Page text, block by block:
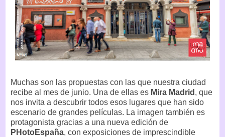
Muchas son las propuestas con las que nuestra ciudad
recibe al mes de junio. Una de ellas es Mira Madrid , que
nos invita a descubrir todos esos lugares que han sido
escenario de grandes películas. La imagen también es
protagonista gracias a una nueva edición de
PHotoEspaña, con exposiciones de imprescindible